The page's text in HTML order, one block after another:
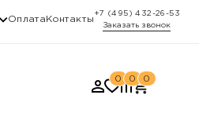
Оплата Контакты
+7 (495) 432-26-53
Заказать звонок
0 0 0